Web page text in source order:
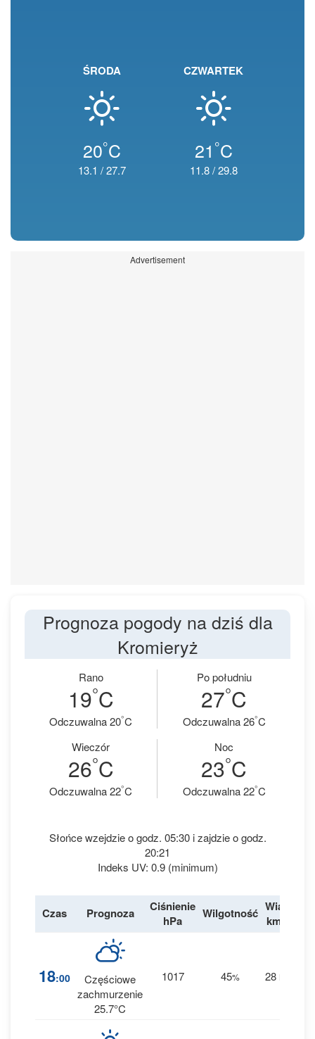
ŚRODA
20°C
13.1 /27.7
CZWARTEK
21 °C
11.8/29.8
Advertisement
Prognoza pogody na dziś dla
Kromieryż
Rano
19°C
Odczuwalna 20°C
Po południu
27°C
Odczuwalna 26°C
Wieczór
26°C
Odczuwalna 22°C
Noc
23°C
Odczuwalna 22°C
Słońce wzejdzie o godz. 05:30 i zajdzie o godz.
20:21
Indeks UV: 0.9 (minimum)
Czas Prognoza
Ciśnienie
hPa
Wilgotność Wiatr
km/h
18:00
Częściowe
zachmurzenie
25.7°C
1017 45% 28